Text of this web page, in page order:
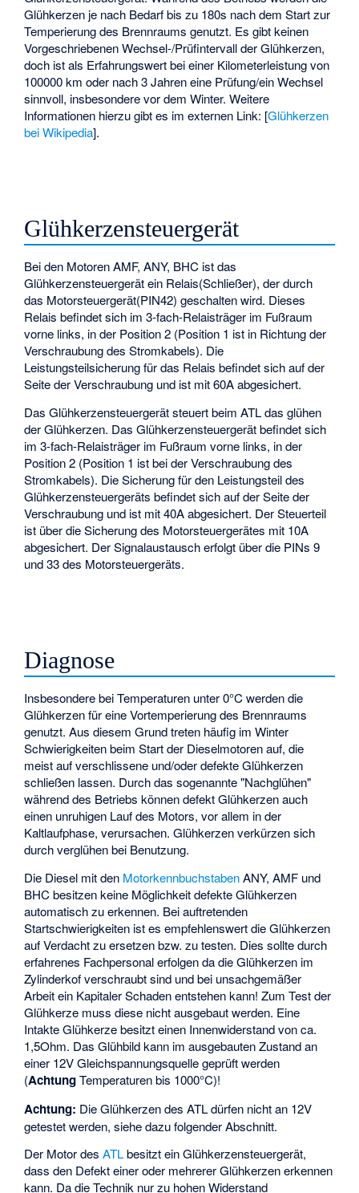
Glühkerzen je nach Bedarf bis zu 180s nach dem Start zur
Temperierung des Brennraums genutzt. Es gibt keinen
Vorgeschriebenen Wechsel-/Prüfintervall der Glühkerzen,
doch ist als Erfahrungswert bei einer Kilometerleistung von
100000 km oder nach 3 Jahren eine Prüfung/ein Wechsel
sinnvoll, insbesondere vor dem Winter. Weitere
Informationen hierzu gibt es im externen Link: [Glühkerzen
bei Wikipedia].
Glühkerzensteuergerät
Bei den Motoren AMF, ANY, BHC ist das
Glühkerzensteuergerät ein Relais(Schließer), der durch
das Motorsteuergerät(PIN42) geschalten wird. Dieses
Relais befindet sich im 3-fach-Relaisträger im Fußraum
vorne links, in der Position 2 (Position 1 ist in Richtung der
Verschraubung des Stromkabels). Die
Leistungsteilsicherung für das Relais befindet sich auf der
Seite der Verschraubung und ist mit 60A abgesichert.
Das Glühkerzensteuergerät steuert beim ATL das glühen
der Glühkerzen. Das Glühkerzensteuergerät befindet sich
im 3-fach-Relaisträger im Fußraum vorne links, in der
Position 2 (Position 1 ist bei der Verschraubung des
Stromkabels). Die Sicherung für den Leistungsteil des
Glühkerzensteuergeräts befindet sich auf der Seite der
Verschraubung und ist mit 40A abgesichert. Der Steuerteil
ist über die Sicherung des Motorsteuergerätes mit 10A
abgesichert. Der Signalaustausch erfolgt über die PINs 9
und 33 des Motorsteuergeräts.
Diagnose
Insbesondere bei Temperaturen unter 0°C werden die
Glühkerzen für eine Vortemperierung des Brennraums
genutzt. Aus diesem Grund treten häufig im Winter
Schwierigkeiten beim Start der Dieselmotoren auf, die
meist auf verschlissene und/oder defekte Glühkerzen
schließen lassen. Durch das sogenannte "Nachglühen"
während des Betriebs können defekt Glühkerzen auch
einen unruhigen Lauf des Motors, vor allem in der
Kaltlaufphase, verursachen. Glühkerzen verkürzen sich
durch verglühen bei Benutzung.
Die Diesel mit den MotorkennbuchstabenANY, AMF und
BHC besitzen keine Möglichkeit defekte Glühkerzen
automatisch zu erkennen. Bei auftretenden
Startschwierigkeiten ist es empfehlenswert die Glühkerzen
auf Verdacht zu ersetzen bzw. zu testen. Dies sollte durch
erfahrenes Fachpersonal erfolgen da die Glühkerzen im
Zylinderkof verschraubt sind und bei unsachgemäßer
Arbeit ein Kapitaler Schaden entstehen kann! Zum Test der
Glühkerze muss diese nicht ausgebaut werden. Eine
Intakte Glühkerze besitzt einen Innenwiderstand von ca.
1,5Ohm. Das Glühbild kann im ausgebauten Zustand an
einer 12V Gleichspannungsquelle geprüft werden
(AchtungTemperaturen bis 1000°C)!
Achtung: Die Glühkerzen des ATL dürfen nicht an 12V
getestet werden, siehe dazu folgender Abschnitt.
Der Motor desATLbesitzt ein Glühkerzensteuergerät,
dass den Defekt einer oder mehrerer Glühkerzen erkennen
kann. Da die Technik nur zu hohen Widerstand